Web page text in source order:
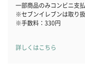
一部商品のみコンビニ支
※セブンイレブンは取り扱
※手数料：330円
詳しくはこちら